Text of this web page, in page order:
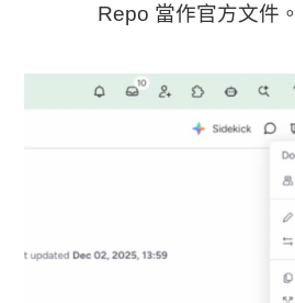
Repo 當作官方文件。